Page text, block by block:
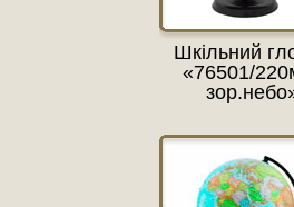
Шкільний
«76501/